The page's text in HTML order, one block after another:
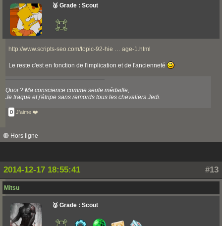
🥉 Grade : Scout
http://www.scripts-seo.com/topic-92-hie … age-1.html
Le reste c'est en fonction de l'implication et de l'ancienneté
Quoi ? Ma conscience comme seule médaille,
Je traque et j'étripe sans remords tous les chevaliers Jedi.
0 J'aime ❤️
🔴 Hors ligne
#13
2014-12-17 18:55:41
Mitsu
🥉 Grade : Scout